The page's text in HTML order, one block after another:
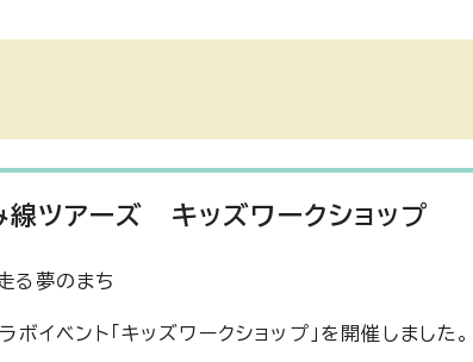
線ツアーズ キッズワークショップ
る夢のまち
イベント「キッズワークショップ」を開催しました。